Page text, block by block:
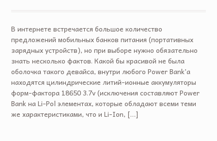
В интернете встречается большое количество
предложений мобильных банков питания (портативных
зарядных устройств), но при выборе нужно обязательно
знать несколько фактов. Какой бы красивой не была
оболочка такого девайса, внутри любого Power Bank’a
находятся цилиндрические литий-ионные аккумуляторы
форм-фактора 18650 3.7v (исключения составляют Power
Bank на Li-Pol элементах, которые обладают всеми теми
же характеристиками, что и Li-Ion, […]